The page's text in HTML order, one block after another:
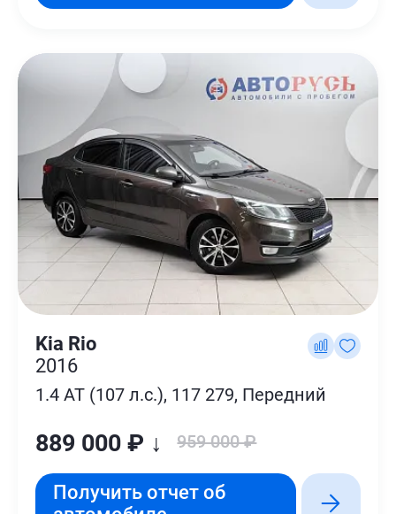
Kia Rio
2016
1.4 AT (107 л.с.), 117 279, Передний
889 000 ₽ ↓ 959 000 ₽
Получить отчет об